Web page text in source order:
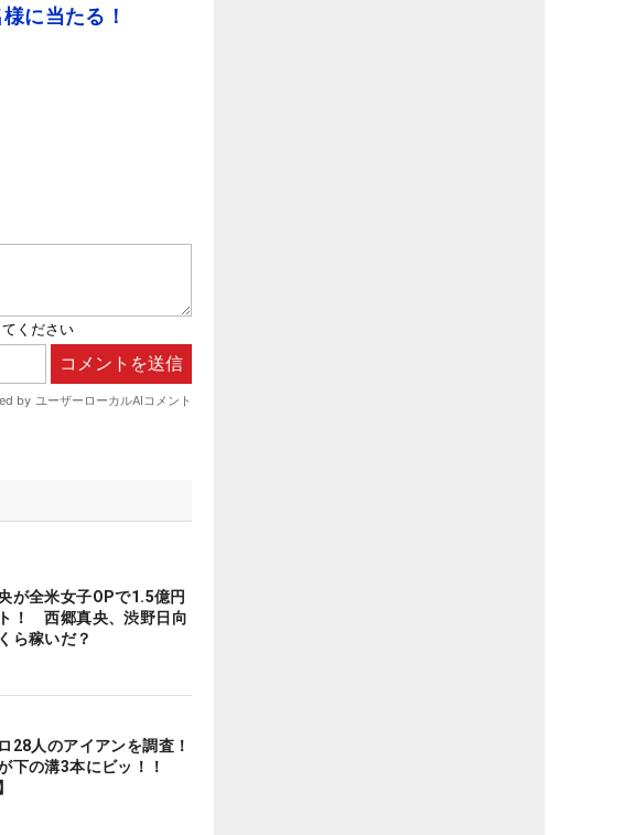
に当たる！
が全米女子OPで1.5億円
！ 西郷真央、渋野日向
ら稼いだ？
28人のアイアンを調査！
下の溝3本にビッ！！